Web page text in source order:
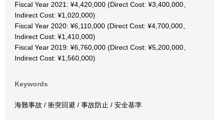
Fiscal Year 2021: ¥4,420,000 (Direct Cost: ¥3,400,000、
Indirect Cost: ¥1,020,000)
Fiscal Year 2020: ¥6,110,000 (Direct Cost: ¥4,700,000、
Indirect Cost: ¥1,410,000)
Fiscal Year 2019: ¥6,760,000 (Direct Cost: ¥5,200,000、
Indirect Cost: ¥1,560,000)
Keywords
海難事故 / 衝突回避 / 事故防止 / 安全基準